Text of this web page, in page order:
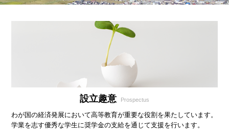
設立趣意 Prospectus
わが国の経済発展において高等教育が重要な役割を果たしています。
学業を志す優秀な学生に奨学金の支給を通じて支援を行います。